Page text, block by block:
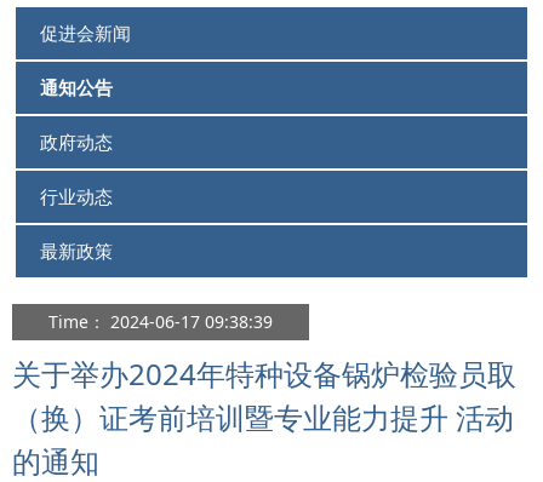
促进会新闻
通知公告
政府动态
行业动态
最新政策
Time： 2024-06-17 09:38:39
关于举办2024年特种设备锅炉检验员取
（换）证考前培训暨专业能力提升 活动
的通知